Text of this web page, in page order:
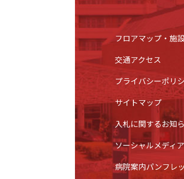
フロアマップ・施
交通アクセス
プライバシーポリ
サイトマップ
入札に関するお知
ソーシャルメディ
病院案内パンフレ